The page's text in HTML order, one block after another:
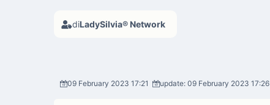
diLadySilvia® Network
09 February 2023 17:21 update: 09 February 2023 17:26